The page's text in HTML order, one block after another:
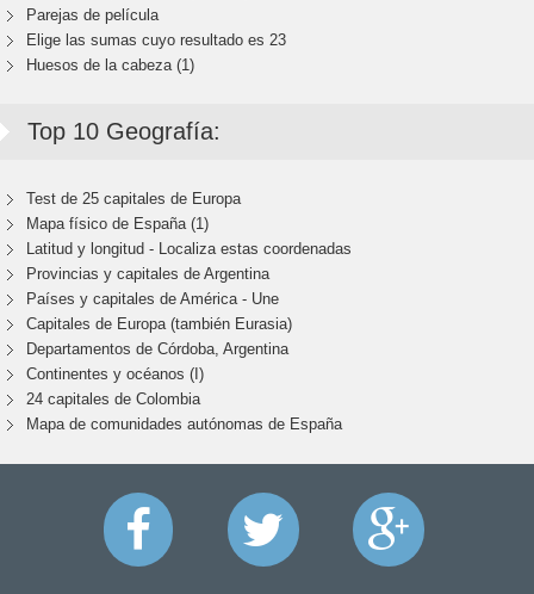
Parejas de película
Elige las sumas cuyo resultado es 23
Huesos de la cabeza (1)
Top 10 Geografía:
Test de 25 capitales de Europa
Mapa físico de España (1)
Latitud y longitud - Localiza estas coordenadas
Provincias y capitales de Argentina
Países y capitales de América - Une
Capitales de Europa (también Eurasia)
Departamentos de Córdoba, Argentina
Continentes y océanos (I)
24 capitales de Colombia
Mapa de comunidades autónomas de España